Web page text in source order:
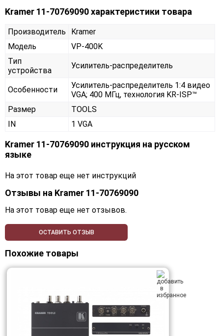
Kramer 11-70769090 характеристики товара
Производитель
Kramer
Модель
VP-400K
Тип
устройства
Усилитель-распределитель
Особенности
Усилитель-распределитель 1:4 видео
VGA; 400 МГц, технология KR-ISP™
Размер
TOOLS
IN
1 VGA
Kramer 11-70769090 инструкция на русском
языке
На этот товар еще нет инструкций
Отзывы на Kramer 11-70769090
На этот товар еще нет отзывов.
ОСТАВИТЬ ОТЗЫВ
Похожие товары